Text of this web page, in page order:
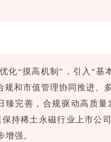
化“摸高机制”，引入“基
和市值管理协同推进、
臻完善，合规驱动高质
持稀土永磁行业上市公
强。